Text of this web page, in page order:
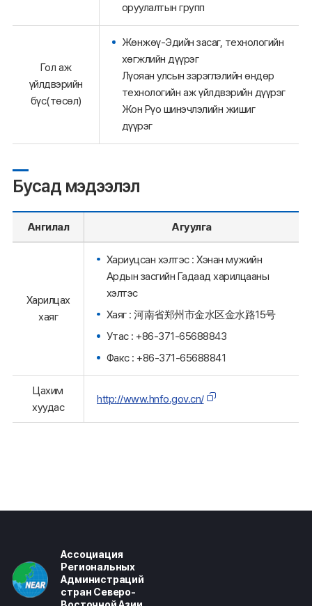
оруулалтын групп
Гол аж
үйлдвэрийн
бүс(төсөл)
Жөнжөү-Эдийн засаг, технологийн
хөгжлийн дүүрэг
Лүояан улсын зэрэглэлийн өндөр
технологийн аж үйлдвэрийн дүүрэг
Жон Рүо шинэчлэлийн жишиг
дүүрэг
Бусад мэдээлэл
Ангилал Агуулга
Харилцах
хаяг
Хариуцсан хэлтэс : Хэнан мужийн
Ардын засгийн Гадаад харилцааны
хэлтэс
Хаяг : 河南省郑州市金水区金水路15号
Утас : +86-371-65688843
Факс : +86-371-65688841
Цахим
хуудас
http://www.hnfo.gov.cn/
Ассоциация
Региональных
Администраций
стран Северо-